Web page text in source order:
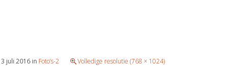
3 juli 2016 in Foto’s-2 Volledige resolutie (768 × 1024)